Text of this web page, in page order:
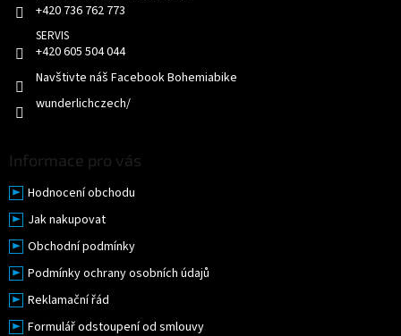
+420 736 762 773
+420 605 504 044
Navštivte náš Facebook Bohemiabike
wunderlichczech/
Informace pro vás
Hodnocení obchodu
Jak nakupovat
Obchodní podmínky
Podmínky ochrany osobních údajů
Reklamační řád
Formulář odstoupení od smlouvy